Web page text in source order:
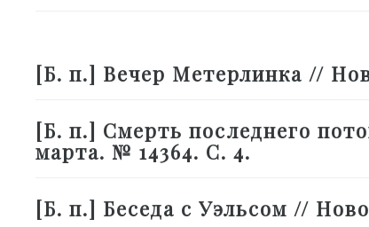
[Б. п.] Вечер Метерлинка //
[Б. п.] Смерть последнего
марта. № 14364. С. 4.
[Б. п.] Беседа с Уэльсом //